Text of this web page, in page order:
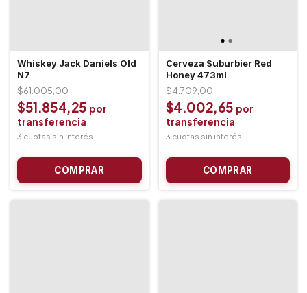
Whiskey Jack Daniels Old
N7
$61.005,00
$51.854,25
Cerveza Suburbier Red
Honey 473ml
$4.709,00
$4.002,65